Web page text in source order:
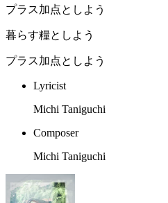
プラス加点としよう
暮らす糧としよう
プラス加点としよう
Lyricist
Michi Taniguchi
Composer
Michi Taniguchi